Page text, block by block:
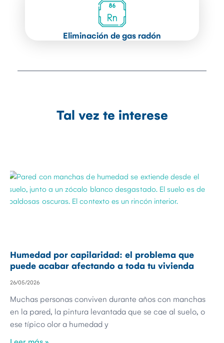
Eliminación de gas radón
Tal vez te interese
Humedad por capilaridad: el problema que
puede acabar afectando a toda tu vivienda
26/05/2026
Muchas personas conviven durante años con manchas
en la pared, la pintura levantada que se cae al suelo, o
ese típico olor a humedad y